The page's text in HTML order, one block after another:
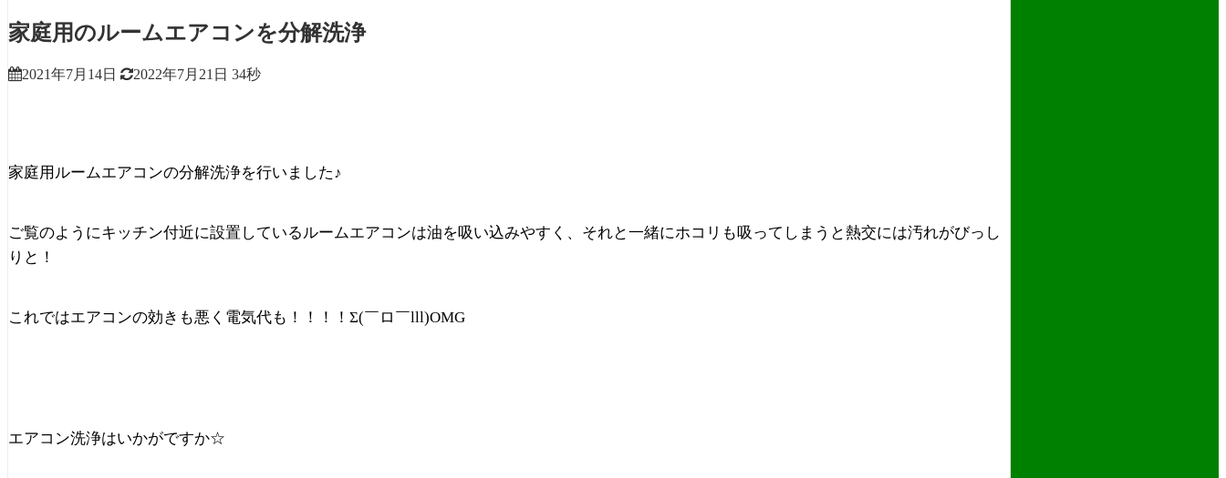
家庭用のルームエアコンを分解洗浄
2021年7月14日 2022年7月21日 34秒
家庭用ルームエアコンの分解洗浄を行いました♪
ご覧のようにキッチン付近に設置しているルームエアコンは油を吸い込みやすく、それと一緒にホコリも吸ってしまうと熱交には汚れがびっし
りと！
これではエアコンの効きも悪く電気代も！！！！Σ(￣ロ￣lll)OMG
エアコン洗浄はいかがですか☆